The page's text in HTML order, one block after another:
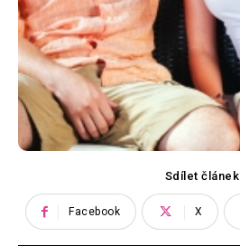
Sdílet článek
Facebook X